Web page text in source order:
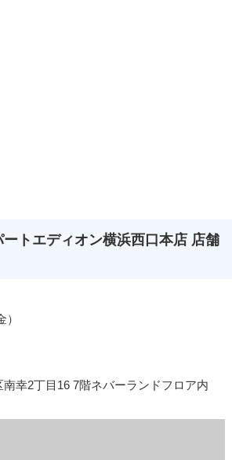
トエディオン横浜西口本店 店舗
幸2丁目16 7階ネバーランドフロア内